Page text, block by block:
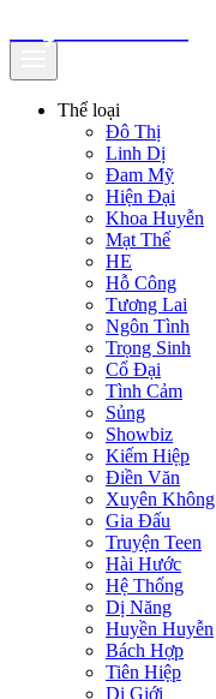
Thể loại
Đô Thị
Linh Dị
Đam Mỹ
Hiện Đại
Khoa Huyễn
Mạt Thế
HE
Hỗ Công
Tương Lai
Ngôn Tình
Trọng Sinh
Cổ Đại
Tình Cảm
Sủng
Showbiz
Kiếm Hiệp
Điền Văn
Xuyên Không
Gia Đấu
Truyện Teen
Hài Hước
Hệ Thống
Dị Năng
Huyền Huyễn
Bách Hợp
Tiên Hiệp
Dị Giới